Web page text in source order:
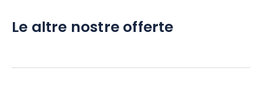
Le altre nostre offerte